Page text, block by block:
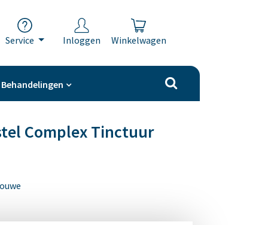
Service Inloggen Winkelwagen
Behandelingen
Complex Tinctuur